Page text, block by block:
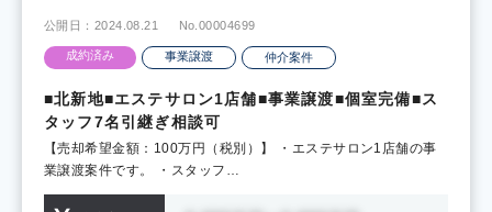
公開日：2024.08.21 No.00004699
成約済み 事業譲渡 仲介案件
■北新地■エステサロン1店舗■事業譲渡■個室完備■ス
タッフ7名引継ぎ相談可
【売却希望金額：100万円（税別）】 ・エステサロン1店舗の事
業譲渡案件です。 ・スタッフ…